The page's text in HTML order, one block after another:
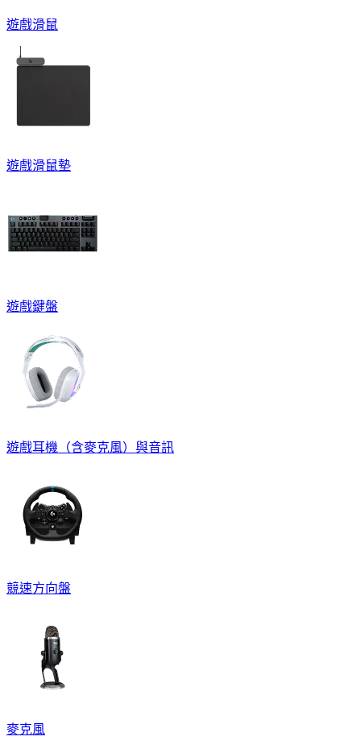
遊戲滑鼠
遊戲滑鼠墊
遊戲鍵盤
遊戲耳機（含麥克風）與音訊
競速方向盤
麥克風